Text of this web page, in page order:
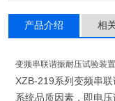
产品介绍 相
变频串联谐振耐压试验装
XZB-219系列变频串
系统品质因素，即电